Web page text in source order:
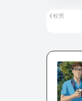
較舊